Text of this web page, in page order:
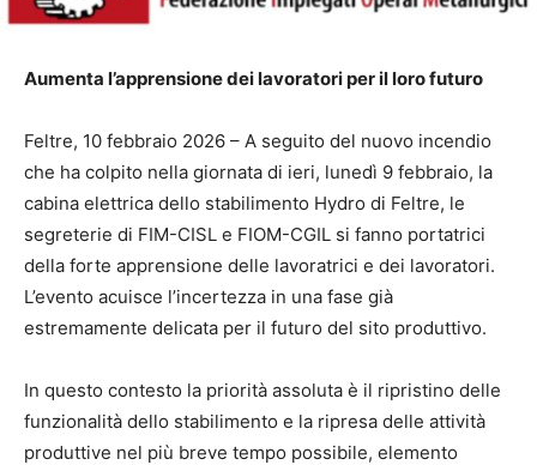
Aumenta l’apprensione dei lavoratori per il loro futuro
Feltre, 10 febbraio 2026 – A seguito del nuovo incendio
che ha colpito nella giornata di ieri, lunedì 9 febbraio, la
cabina elettrica dello stabilimento Hydro di Feltre, le
segreterie di FIM-CISL e FIOM-CGIL si fanno portatrici
della forte apprensione delle lavoratrici e dei lavoratori.
L’evento acuisce l’incertezza in una fase già
estremamente delicata per il futuro del sito produttivo.
In questo contesto la priorità assoluta è il ripristino delle
funzionalità dello stabilimento e la ripresa delle attività
produttive nel più breve tempo possibile, elemento